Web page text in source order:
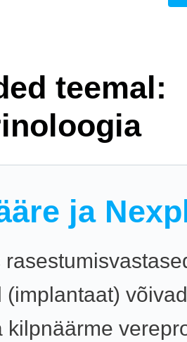
teemal:
ja
(implantaat) võivad
kilpnäärme